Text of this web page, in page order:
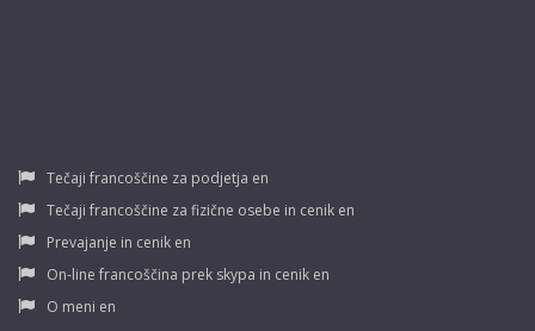
Tečaji francoščine za podjetja en
Tečaji francoščine za fizične osebe in cenik en
Prevajanje in cenik en
On-line francoščina prek skypa in cenik en
O meni en